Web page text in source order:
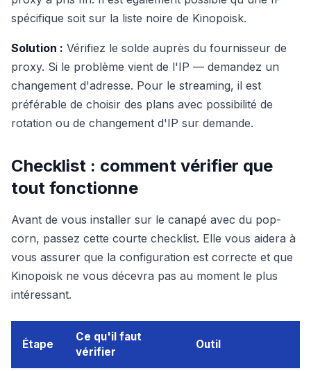
spécifique soit sur la liste noire de Kinopoisk.
Solution : Vérifiez le solde auprès du fournisseur de
proxy. Si le problème vient de l'IP — demandez un
changement d'adresse. Pour le streaming, il est
préférable de choisir des plans avec possibilité de
rotation ou de changement d'IP sur demande.
Checklist : comment vérifier que
tout fonctionne
Avant de vous installer sur le canapé avec du pop-
corn, passez cette courte checklist. Elle vous aidera à
vous assurer que la configuration est correcte et que
Kinopoisk ne vous décevra pas au moment le plus
intéressant.
Étape
Ce qu'il faut
vérifier
Outil